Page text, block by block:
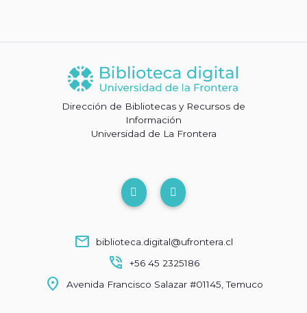
Dirección de Bibliotecas y Recursos de
Información
Universidad de La Frontera
mail biblioteca.digital@ufrontera.cl
phone_in_talk +56 45 2325186
location_on Avenida Francisco Salazar #01145, Temuco